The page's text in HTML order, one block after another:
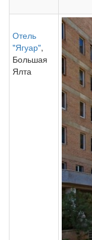
Отель
"Ягуар",
Большая
Ялта